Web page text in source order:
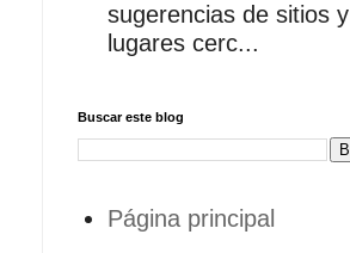
sugerencias de sitios y
lugares cerc...
Buscar este blog
Página principal